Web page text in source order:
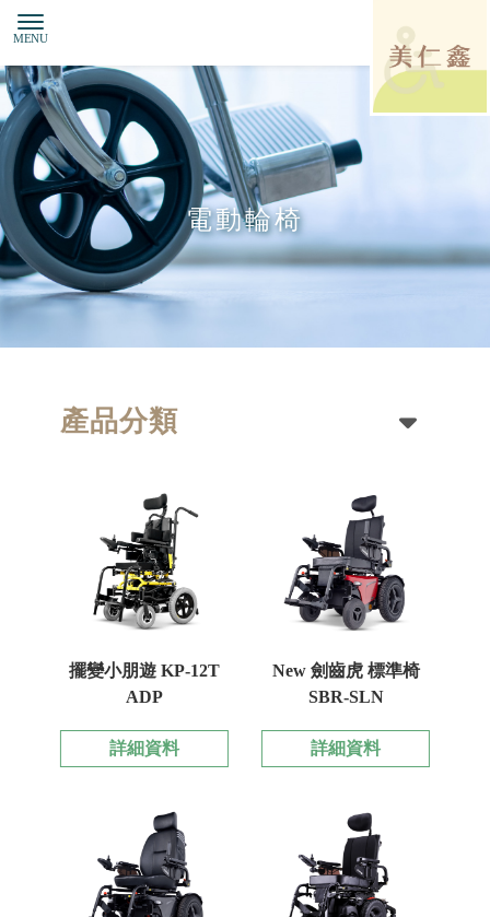
電動輪椅
產品分類
擺變小朋遊 KP-12T
ADP
詳細資料
New 劍齒虎 標準椅
SBR-SLN
詳細資料